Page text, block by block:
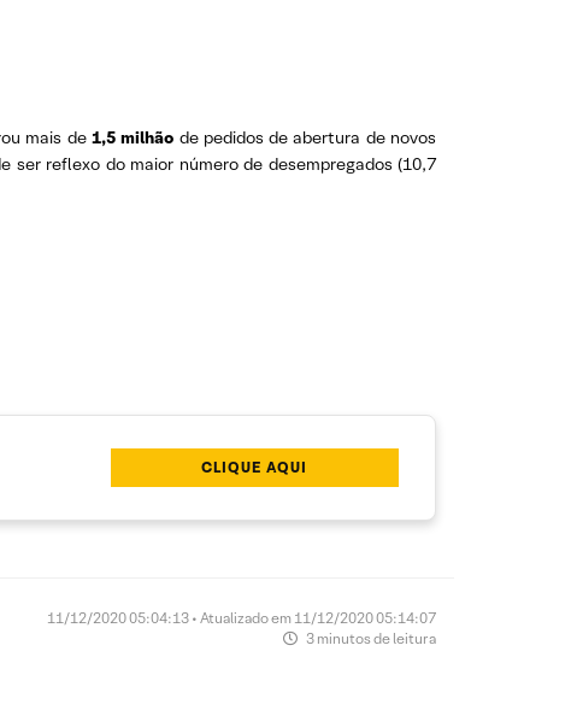
mais de1,5 milhão de pedidos de abertura de novos
ser reflexo do maior número de desempregados (10,7
CLIQUE AQUI
11/12/2020 05:04:13 • Atualizado em 11/12/2020 05:14:07
3 minutos de leitura